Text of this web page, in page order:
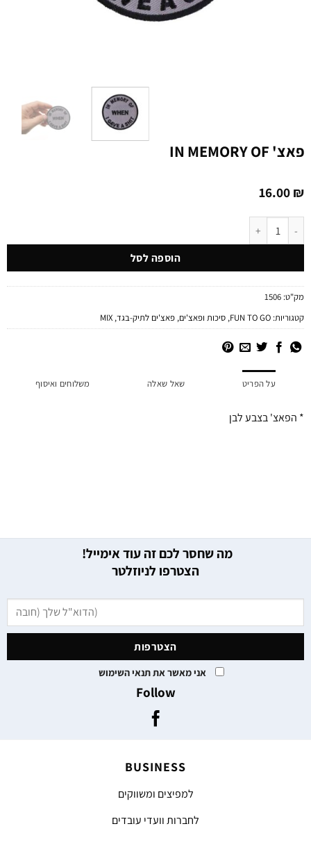
פאצ' IN MEMORY OF
16.00₪
כמות של פאצ' IN MEMORY OF
הוספה לסל
מק"ט:1506
קטגוריות:FUN TO GO
,סיכות ופאצ'ים,פאצ'ים לתיק-בגד,
MIX
על הפריט שאל שאלה משלוחים ואיסוף
* הפאצ' בצבע לבן
מה שחסר לכם זה עוד אימייל!
הצטרפו לניוזלטר
אני מאשר את תנאי השימוש
Follow
BUSINESS
למפיצים ומשווקים
לחברות וועדי עובדים